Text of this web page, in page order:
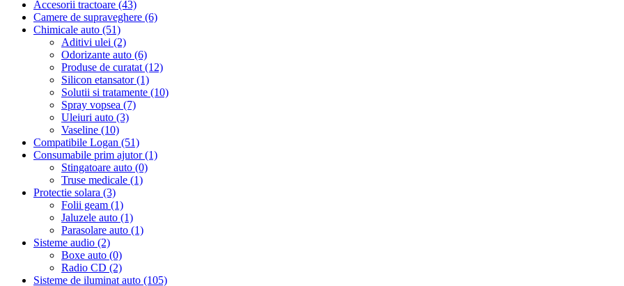
Accesorii tractoare (43)
Camere de supraveghere (6)
Chimicale auto (51)
Aditivi ulei (2)
Odorizante auto (6)
Produse de curatat (12)
Silicon etansator (1)
Solutii si tratamente (10)
Spray vopsea (7)
Uleiuri auto (3)
Vaseline (10)
Compatibile Logan (51)
Consumabile prim ajutor (1)
Stingatoare auto (0)
Truse medicale (1)
Protectie solara (3)
Folii geam (1)
Jaluzele auto (1)
Parasolare auto (1)
Sisteme audio (2)
Boxe auto (0)
Radio CD (2)
Sisteme de iluminat auto (105)